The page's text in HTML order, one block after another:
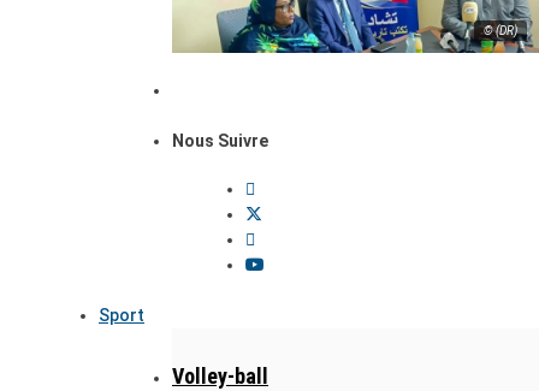
© (DR)
Nous Suivre
Sport
Volley-ball